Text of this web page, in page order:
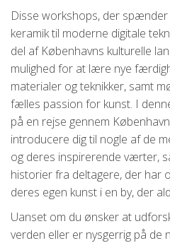
Disse workshops, der
keramik til moderne digitale
del af Københavns kulturelle
mulighed for at lære nye
materialer og teknikker, samt
fælles passion for kunst. I
på en rejse gennem
introducere dig til nogle af de
og deres inspirerende værter,
historier fra deltagere, der har
deres egen kunst i en by, der
Uanset om du ønsker at
verden eller er nysgerrig på de